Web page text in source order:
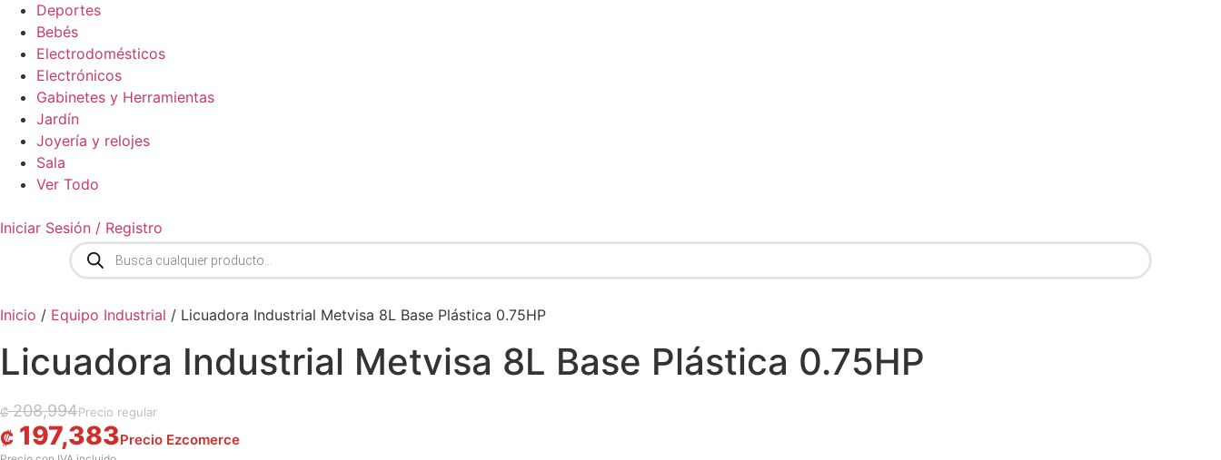
Deportes
Bebés
Electrodomésticos
Electrónicos
Gabinetes y Herramientas
Jardín
Joyería y relojes
Sala
Ver Todo
Iniciar Sesión / Registro
Búsqueda
de
productos
Inicio / Equipo Industrial / Licuadora Industrial Metvisa 8L Base Plástica 0.75HP
Licuadora Industrial Metvisa 8L Base Plástica 0.75HP
₡208,994
El precio original era: ₡ 208,994.
₡ 197,383
El precio actual es: ₡ 197,383.